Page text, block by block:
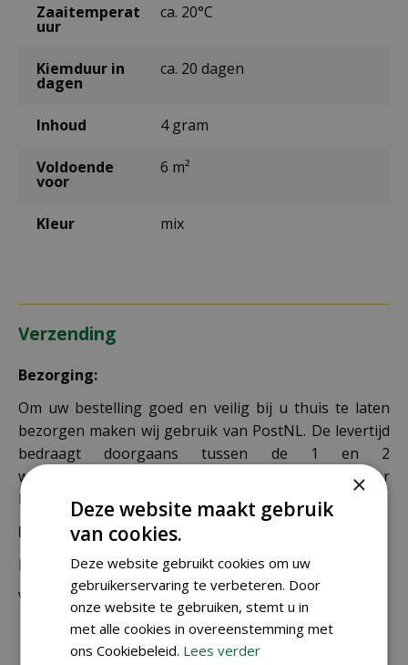
Zaaitemperat
uur
ca. 20°C
Kiemduur in
dagen
ca. 20 dagen
Inhoud 4 gram
Voldoende
voor
6 m²
Kleur mix
Verzending
Bezorging:
Om uw bestelling goed en veilig bij u thuis te laten
bezorgen maken wij gebruik van PostNL. De levertijd
bedraagt doorgaans tussen de 1 en 2
werkdagen. Deze bezorgtijd geldt zowel voor
Nederland als België.
Bezorgkosten Nederland:
Bestellingen van € 49,95 of meer verzenden wij gratis.
Voor een bestelling onder € 49,95 zijn er 2 tarieven:
€ 4,99 voor bestellingen onder € 49,95 van
alleen kleine zakjes / doosjes zaden die via
×
Deze website maakt gebruik
van cookies.
Deze website gebruikt cookies om uw
gebruikerservaring te verbeteren. Door
onze website te gebruiken, stemt u in
met alle cookies in overeenstemming met
ons Cookiebeleid. Lees verder